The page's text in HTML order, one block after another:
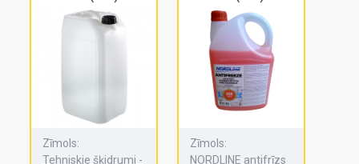
Zīmols:
Tehniskie šķidrumi -
Zīmols:
NORDLINE antifrīzs